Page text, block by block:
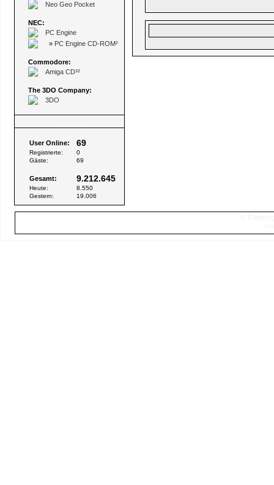
Neo Geo Pocket
NEC:
PC Engine
» PC Engine CD-ROM²
Commodore:
Amiga CD³²
The 3DO Company:
3DO
User Online: 69
Registrierte:
0
Gäste:
69
Gesamt: 9.212.645
Heute:
8.550
Gestern:
19.006